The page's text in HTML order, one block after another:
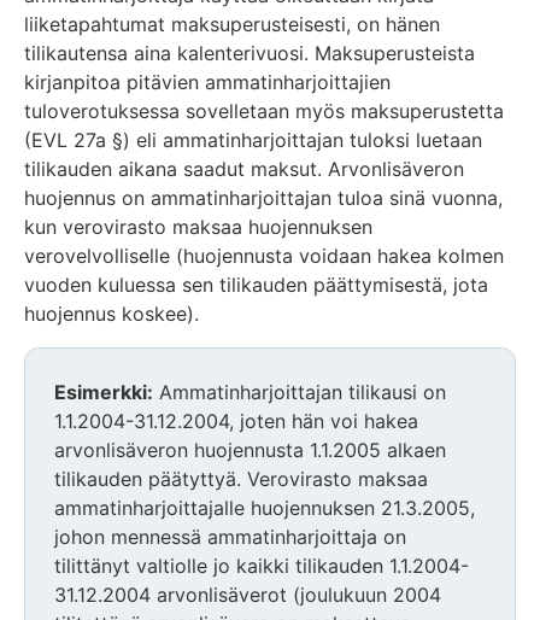
liiketapahtumat maksuperusteisesti, on hänen
tilikautensa aina kalenterivuosi. Maksuperusteista
kirjanpitoa pitävien ammatinharjoittajien
tuloverotuksessa sovelletaan myös maksuperustetta
(EVL 27a §) eli ammatinharjoittajan tuloksi luetaan
tilikauden aikana saadut maksut. Arvonlisäveron
huojennus on ammatinharjoittajan tuloa sinä vuonna,
kun verovirasto maksaa huojennuksen
verovelvolliselle (huojennusta voidaan hakea kolmen
vuoden kuluessa sen tilikauden päättymisestä, jota
huojennus koskee).
Esimerkki: Ammatinharjoittajan tilikausi on
1.1.2004-31.12.2004, joten hän voi hakea
arvonlisäveron huojennusta 1.1.2005 alkaen
tilikauden päätyttyä. Verovirasto maksaa
ammatinharjoittajalle huojennuksen 21.3.2005,
johon mennessä ammatinharjoittaja on
tilittänyt valtiolle jo kaikki tilikauden 1.1.2004-
31.12.2004 arvonlisäverot (joulukuun 2004